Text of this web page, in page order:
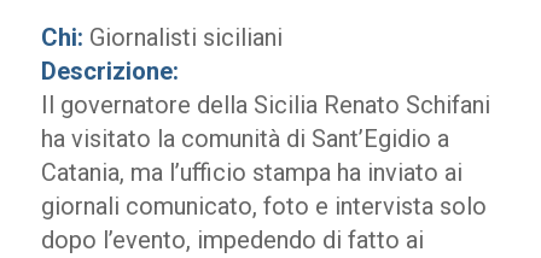
Chi: Giornalisti siciliani
Descrizione:
Il governatore della Sicilia Renato Schifani
ha visitato la comunità di Sant’Egidio a
Catania, ma l’ufficio stampa ha inviato ai
giornali comunicato, foto e intervista solo
dopo l’evento, impedendo di fatto ai